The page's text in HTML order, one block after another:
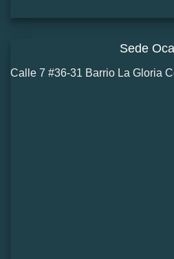
Sede
Calle 7 #36-31 Barrio La Gloria